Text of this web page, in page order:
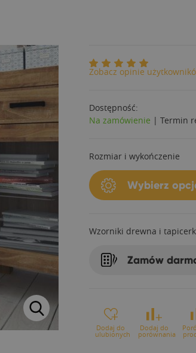
Zobacz opinie
Dostępność:
Na zamówienie | Termin
Rozmiar i wykończenie
Wybierz
Wzorniki drewna i
Zamów
Dodaj do
ulubionych
Dodaj do
porównania